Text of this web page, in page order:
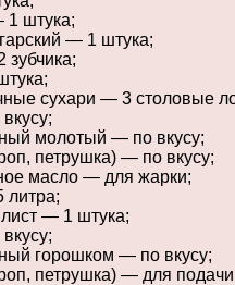
1 штука;
— 1 штука;
сухари — 3 столовые
молотый — по вкусу;
петрушка) — по вкусу;
масло — для жарки;
литра;
— 1 штука;
горошком — по вкусу;
петрушка) — для